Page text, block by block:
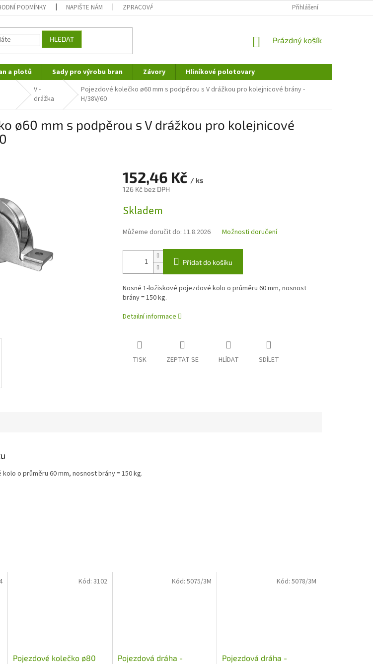
PODMÍNKY NAPIŠTE NÁM ZPRACOVÁNÍ OSOBNÍCH ÚDAJŮ REKLAMAČNÍ ŘÁD
Přihlášení
HLEDAT
NÁKUPNÍ
Prázdný košík
a plotů Sady pro výrobu bran Závory
Hliníkové polotovary
V -
drážka
Pojezdové kolečko ø60 mm s podpěrou s V drážkou pro kolejnicové brány -
H/38V/60
ø60 mm s podpěrou s V drážkou pro kolejnicové
152,46 Kč / ks
126 Kč bez DPH
cena:
Skladem
Můžeme doručit do: 11.8.2026 Možnosti doručení
Přidat do košíku
Nosné 1-ložiskové pojezdové kolo o průměru 60 mm, nosnost
brány = 150 kg.
Detailní informace
TISK ZEPTAT SE HLÍDAT SDÍLET
Pojezdové kolečko ø80
Kód: 3102
Pojezdová dráha -
Kód:5075/3M
Pojezdová dráha -
Kód: 5078/3M
o průměru 60 mm, nosnost brány = 150 kg.